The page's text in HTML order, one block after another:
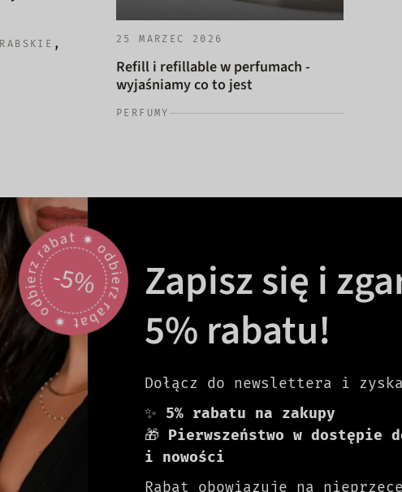
, 25 MARZEC 2026
Refill i refillable w perfumach -
wyjaśniamy co to jest
PERFUMY
odbierz rabat 🟎 odbierz rabat 🟎
-5%
Zapisz się i
5% rabatu!
Dołącz do newslettera i
✨ 5% rabatu na zakupy
🎁 Pierwszeństwo w dostępie
i nowości
Rabat obowiązuje na